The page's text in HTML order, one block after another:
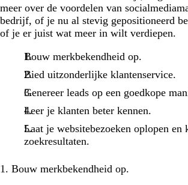
meer over de voordelen van
bedrijf, of je nu al stevig gepositioneerd
of je er juist wat meer in wilt verdiepen.
Bouw merkbekendheid op.
Bied uitzonderlijke klantenservice.
Genereer leads op een goedkope
Leer je klanten beter kennen.
Laat je websitebezoeken oplopen en
zoekresultaten.
1. Bouw merkbekendheid op.